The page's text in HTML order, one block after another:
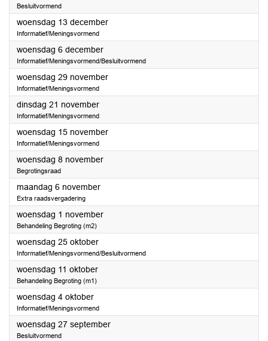
Besluitvormend
woensdag 13 december2023
Informatief/Meningsvormend
woensdag 6 december2023
Informatief/Meningsvormend/Besluitvormend
woensdag 29 november2023
Informatief/Meningsvormend
dinsdag 21 november2023
Informatief/Meningsvormend
woensdag 15 november2023
Informatief/Meningsvormend
woensdag 8 november2023
Begrotingsraad
maandag 6 november2023
Extra raadsvergadering
woensdag 1 november2023
Behandeling Begroting (m2)
woensdag 25 oktober2023
Informatief/Meningsvormend/Besluitvormend
woensdag 11 oktober2023
Behandeling Begroting (m1)
woensdag 4 oktober2023
Informatief/Meningsvormend
woensdag 27 september2023
Besluitvormend